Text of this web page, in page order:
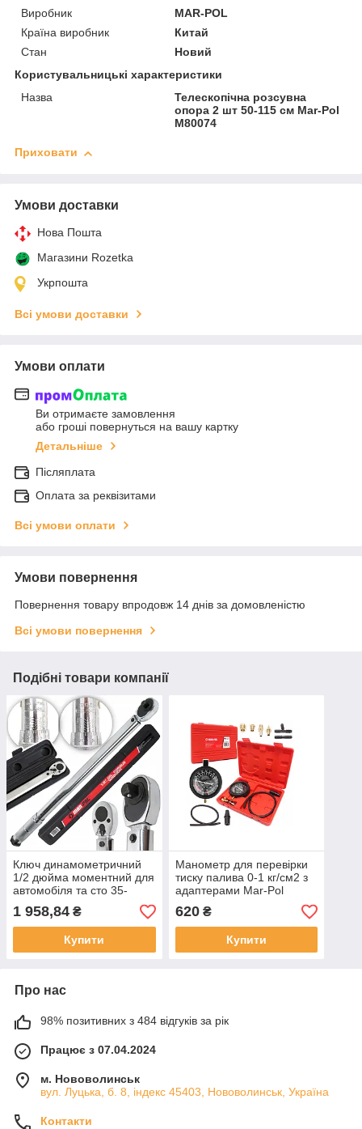
Виробник
MAR-POL
Країна виробник
Китай
Стан
Новий
Користувальницькі характеристики
Назва
Телескопічна розсувна
опора 2 шт 50-115 см Mar-Рol
M80074
Приховати
Умови доставки
Нова Пошта
Магазини Rozetka
Укрпошта
Всі умови доставки
Умови оплати
Ви отримаєте замовлення
або гроші повернуться на вашу картку
Детальніше
Післяплата
Оплата за реквізитами
Всі умови оплати
Умови повернення
Повернення товару впродовж 14 днів за домовленістю
Всі умови повернення
Подібні товари компанії
Ключ динамометричний
1/2 дюйма моментний для
автомобіля та сто 35-
250Нм Mar-Pol
Динамометричні ключі
1 958,84 ₴
Купити
Манометр для перевірки
тиску палива 0-1 кг/см2 з
адаптерами Mar-Рol
M57673
620₴
Купити
Про нас
98% позитивних з 484 відгуків за рік
Працює з 07.04.2024
м. Нововолинськ
вул. Луцька, б. 8, індекс 45403, Нововолинськ, Україна
Контакти